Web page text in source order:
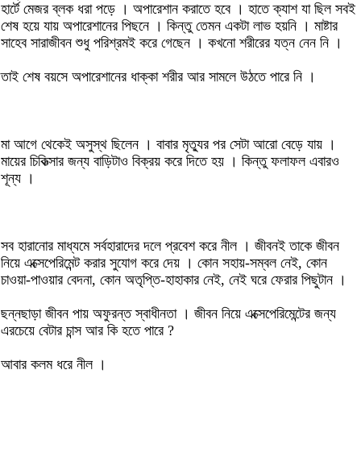
হার্টে মেজর ব্লক ধরা পড়ে । অপারেশান করাতে হবে । হাতে ক্যাশ যা ছিল সবই
শেষ হয়ে যায় অপারেশানের পিছনে । কিন্তু তেমন একটা লাভ হয়নি । মাষ্টার
সাহেব সারাজীবন শুধু পরিশ্রমই করে গেছেন । কখনো শরীরের যত্ন নেন নি ।
তাই শেষ বয়সে অপারেশানের ধাক্কা শরীর আর সামলে উঠতে পারে নি ।
মা আগে থেকেই অসুস্থ ছিলেন । বাবার মৃত্যুর পর সেটা আরো বেড়ে যায় ।
মায়ের চিকিত্সার জন্য বাড়িটাও বিক্রয় করে দিতে হয় । কিন্তু ফলাফল এবারও
শূন্য ।
সব হারানোর মাধ্যমে সর্বহারাদের দলে প্রবেশ করে নীল । জীবনই তাকে জীবন
নিয়ে এক্সেপেরিমেন্ট করার সুযোগ করে দেয় । কোন সহায়-সম্বল নেই, কোন
চাওয়া-পাওয়ার বেদনা, কোন অতৃপ্তি-হাহাকার নেই, নেই ঘরে ফেরার পিছুটান ।
ছন্নছাড়া জীবন পায় অফুরন্ত স্বাধীনতা । জীবন নিয়ে এক্সেপেরিমেন্টের জন্য
এরচেয়ে বেটার চান্স আর কি হতে পারে ?
আবার কলম ধরে নীল ।